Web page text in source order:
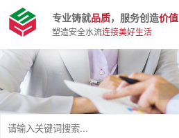
专业铸就品质，服务创造价值
塑造安全水流连接美好生活